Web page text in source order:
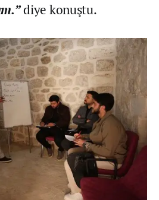
diye konuştu.